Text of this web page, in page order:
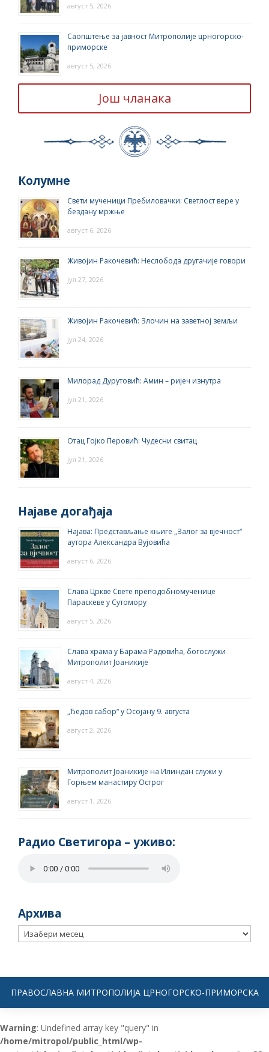
август 5, 2026
Саопштење за јавност Митрополије црногорско-
приморске
август 5, 2026
Још чланака
Колумне
Свети мученици Пребиловачки: Светлост вере у
бездану мржње
август 6, 2026
Живојин Ракочевић: Неслобода другачије говори
јул 27, 2026
Живојин Ракочевић: Злочин на заветној земљи
јул 24, 2026
Милорад Дурутовић: Амин – ријеч изнутра
јул 21, 2026
Отац Гојко Перовић: Чудесни свитац
јул 21, 2026
Најаве догађаја
Најава: Представљање књиге „Залог за вјечност“
аутора Александра Вујовића
август 6, 2026
Слава Цркве Свете преподобномученице
Параскеве у Сутомору
август 5, 2026
Слава храма у Барама Радовића, богослужи
Митрополит Јоаникије
август 4, 2026
„Ђедов сабор“ у Осојану 9. августа
август 2, 2026
Митрополит Јоаникије на Илиндан служи у
Горњем манастиру Острог
август 1, 2026
Радио Светигора – yживо:
Архива
Архива
ПРАВОСЛАВНА МИТРОПОЛИЈА ЦРНОГОРСКО-ПРИМОРСКА
Warning: Undefined array key "query" in
/home/mitropol/public_html/wp-